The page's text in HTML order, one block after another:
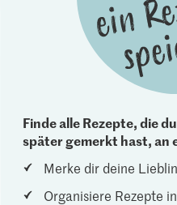
Finde alle Rezepte, die
später gemerkt hast, an
Merke dir deine
Organisiere Rezepte